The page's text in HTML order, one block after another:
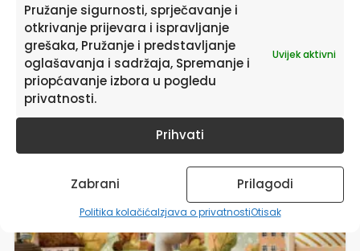
Pružanje sigurnosti, sprječavanje i
otkrivanje prijevara i ispravljanje
grešaka, Pružanje i predstavljanje
oglašavanja i sadržaja, Spremanje i
priopćavanje izbora u pogledu
privatnosti.
Uvijek aktivni
Prihvati
Zabrani Prilagodi
Politika kolačićaIzjava o privatnostiOtisak
Ovaj
proizvod
ima
više
varijanti.
Opcije
mogu